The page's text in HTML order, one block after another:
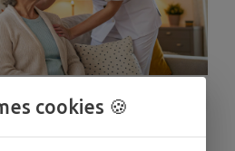
cookies 🍪